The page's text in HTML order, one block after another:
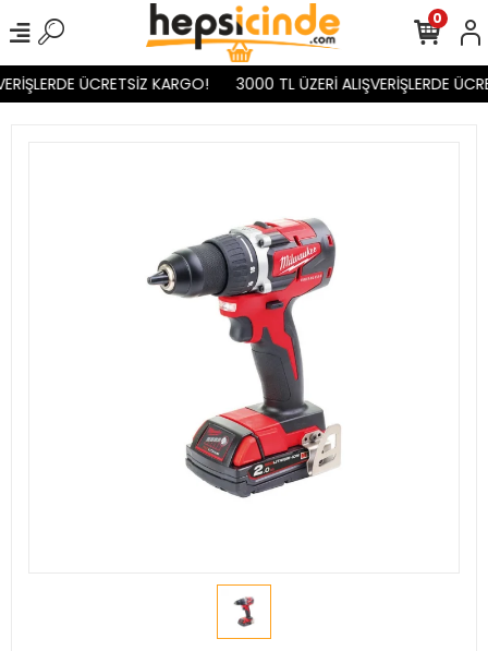
ÜCRETSİZ KARGO! 3000 TL ÜZERİ ALIŞVERİŞLERDE
0